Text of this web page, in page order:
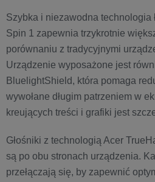
Szybka i niezawodna technologia
Spin 1 zapewnia trzykrotnie
porównaniu z tradycyjnymi
Urządzenie wyposażone jest
BluelightShield, która pomaga
wywołane długim patrzeniem w
kreujących treści i grafiki jest
Głośniki z technologią Acer
są po obu stronach urządzenia.
przełączają się, by zapewnić